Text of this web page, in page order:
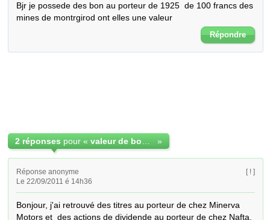
Bjr je possede des bon au porteur de 1925  de 100 francs des
mines de montrgirod ont elles une valeur
Répondre
2 réponses pour « »
Réponse anonyme
Le 22/09/2011 é 14h36
[ ! ]
Bonjour, j'ai retrouvé des titres au porteur de chez Minerva
Motors et  des actions de dividende au porteur de chez Nafta,